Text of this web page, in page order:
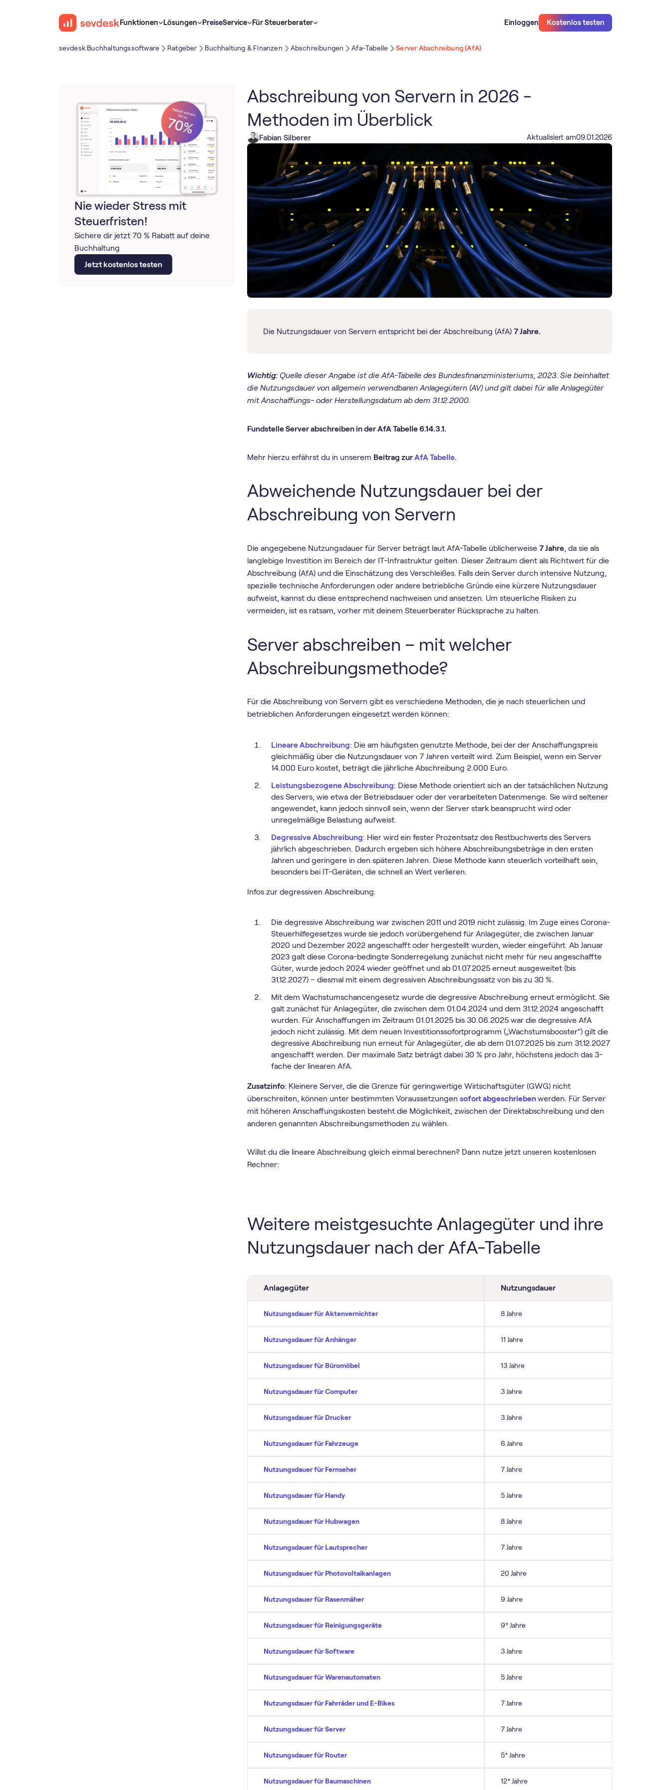
Funktionen Lösungen PreiseService Für Steuerberater Einloggen Kostenlos testen
sevdesk Buch­haltungs­software Ratgeber Buchhaltung & Finanzen Abschreibungen Afa-Tabelle Server Abschreibung (AfA)
Nie wieder Stress mit
Steuerfristen!
Sichere dir jetzt 70 % Rabatt auf deine
Buchhaltung
Jetzt kostenlos testen
Abschreibung von Servern in 2026 -
Methoden im Überblick
Fabian Silberer Aktualisiert am09.01.2026
Die Nutzungsdauer von Servern entspricht bei der Abschreibung (AfA) 7 Jahre.
Wichtig: Quelle dieser Angabe ist die AfA-Tabelle des Bundesfinanzministeriums, 2023. Sie beinhaltet
die Nutzungsdauer von allgemein verwendbaren Anlagegütern (AV) und gilt dabei für alle Anlagegüter
mit Anschaffungs- oder Herstellungsdatum ab dem 31.12.2000.
Fundstelle Server abschreiben in der AfA Tabelle 6.14.3.1.
Mehr hierzu erfährst du in unserem Beitrag zurAfA Tabelle.
Abweichende Nutzungsdauer bei der
Abschreibung von Servern
Die angegebene Nutzungsdauer für Server beträgt laut AfA-Tabelle üblicherweise7 Jahre, da sie als
langlebige Investition im Bereich der IT-Infrastruktur gelten. Dieser Zeitraum dient als Richtwert für die
Abschreibung (AfA) und die Einschätzung des Verschleißes. Falls dein Server durch intensive Nutzung,
spezielle technische Anforderungen oder andere betriebliche Gründe eine kürzere Nutzungsdauer
aufweist, kannst du diese entsprechend nachweisen und ansetzen. Um steuerliche Risiken zu
vermeiden, ist es ratsam, vorher mit deinem Steuerberater Rücksprache zu halten.
Server abschreiben – mit welcher
Abschreibungsmethode?
Für die Abschreibung von Servern gibt es verschiedene Methoden, die je nach steuerlichen und
betrieblichen Anforderungen eingesetzt werden können:
Lineare Abschreibung: Die am häufigsten genutzte Methode, bei der der Anschaffungspreis
gleichmäßig über die Nutzungsdauer von 7 Jahren verteilt wird. Zum Beispiel, wenn ein Server
14.000 Euro kostet, beträgt die jährliche Abschreibung 2.000 Euro.
Leistungsbezogene Abschreibung: Diese Methode orientiert sich an der tatsächlichen Nutzung
des Servers, wie etwa der Betriebsdauer oder der verarbeiteten Datenmenge. Sie wird seltener
angewendet, kann jedoch sinnvoll sein, wenn der Server stark beansprucht wird oder
unregelmäßige Belastung aufweist.
Degressive Abschreibung: Hier wird ein fester Prozentsatz des Restbuchwerts des Servers
jährlich abgeschrieben. Dadurch ergeben sich höhere Abschreibungsbeträge in den ersten
Jahren und geringere in den späteren Jahren. Diese Methode kann steuerlich vorteilhaft sein,
besonders bei IT-Geräten, die schnell an Wert verlieren.
Infos zur degressiven Abschreibung:
Die degressive Abschreibung war zwischen 2011 und 2019 nicht zulässig. Im Zuge eines Corona-
Steuerhilfegesetzes wurde sie jedoch vorübergehend für Anlagegüter, die zwischen Januar
2020 und Dezember 2022 angeschafft oder hergestellt wurden, wieder eingeführt. Ab Januar
2023 galt diese Corona-bedingte Sonderregelung zunächst nicht mehr für neu angeschaffte
Güter, wurde jedoch 2024 wieder geöffnet und ab 01.07.2025 erneut ausgeweitet (bis
31.12.2027) – diesmal mit einem degressiven Abschreibungssatz von bis zu 30 %.
Mit dem Wachstumschancengesetz wurde die degressive Abschreibung erneut ermöglicht. Sie
galt zunächst für Anlagegüter, die zwischen dem 01.04.2024 und dem 31.12.2024 angeschafft
wurden. Für Anschaffungen im Zeitraum 01.01.2025 bis 30.06.2025 war die degressive AfA
jedoch nicht zulässig. Mit dem neuen Investitionssofortprogramm („Wachstumsbooster“) gilt die
degressive Abschreibung nun erneut für Anlagegüter, die ab dem 01.07.2025 bis zum 31.12.2027
angeschafft werden. Der maximale Satz beträgt dabei 30 % pro Jahr, höchstens jedoch das 3-
fache der linearen AfA.
Zusatzinfo: Kleinere Server, die die Grenze für geringwertige Wirtschaftsgüter (GWG) nicht
überschreiten, können unter bestimmten Voraussetzungensofort abgeschriebenwerden. Für Server
mit höheren Anschaffungskosten besteht die Möglichkeit, zwischen der Direktabschreibung und den
anderen genannten Abschreibungsmethoden zu wählen.
Willst du die lineare Abschreibung gleich einmal berechnen? Dann nutze jetzt unseren kostenlosen
Rechner:
Weitere meistgesuchte Anlagegüter und ihre
Nutzungsdauer nach der AfA-Tabelle
Anlagegüter Nutzungsdauer
Nutzungsdauer für Aktenvernichter 8 Jahre
Nutzungsdauer für Anhänger 11 Jahre
Nutzungsdauer für Büromöbel 13 Jahre
Nutzungsdauer für Computer 3 Jahre
Nutzungsdauer für Drucker 3 Jahre
Nutzungsdauer für Fahrzeuge 6 Jahre
Nutzungsdauer für Fernseher 7 Jahre
Nutzungsdauer für Handy 5 Jahre
Nutzungsdauer für Hubwagen 8 Jahre
Nutzungsdauer für Lautsprecher 7 Jahre
Nutzungsdauer für Photovoltaikanlagen 20 Jahre
Nutzungsdauer für Rasenmäher 9 Jahre
Nutzungsdauer für Reinigungsgeräte 9* Jahre
Nutzungsdauer für Software 3 Jahre
Nutzungsdauer für Warenautomaten 5 Jahre
Nutzungsdauer für Fahrräder und E-Bikes 7 Jahre
Nutzungsdauer für Server 7 Jahre
Nutzungsdauer für Router 5* Jahre
Nutzungsdauer für Baumaschinen 12* Jahre